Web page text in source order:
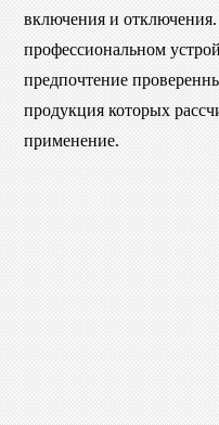
включения и
профессиональном
предпочтение
продукция которых
применение.